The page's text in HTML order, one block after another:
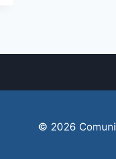
© 2026